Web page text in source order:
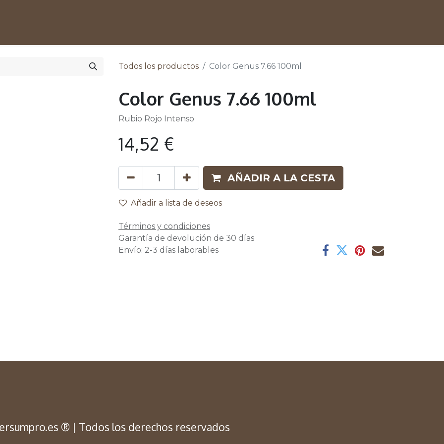
Todos los productos Color Genus 7.66 100ml
Color Genus 7.66 100ml
Rubio Rojo Intenso
14,52 €
AÑADIR A LA CESTA
Añadir a lista de deseos
Términos y condiciones
Garantía de devolución de 30 días
Envío: 2-3 días laborables
® | Todos los derechos reservados